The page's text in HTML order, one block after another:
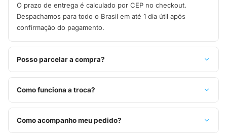
O prazo de entrega é calculado por CEP no checkout.
Despachamos para todo o Brasil em até 1 dia útil após
confirmação do pagamento.
Posso parcelar a compra?
Sim, parcelamos em até 10x sem juros no cartão de crédito,
ou pague à vista no Pix com 8% de desconto.
Como funciona a troca?
Você tem 7 dias após o recebimento para solicitar troca.
Basta entrar em contato pelo WhatsApp ou e-mail.
Como acompanho meu pedido?